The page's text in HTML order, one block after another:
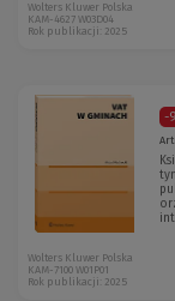
Wolters Kluwer Polska
KAM-4627 W03D04
Rok publikacji: 2025
-
Wolters Kluwer Polska
KAM-7100 W01P01
Rok publikacji: 2025